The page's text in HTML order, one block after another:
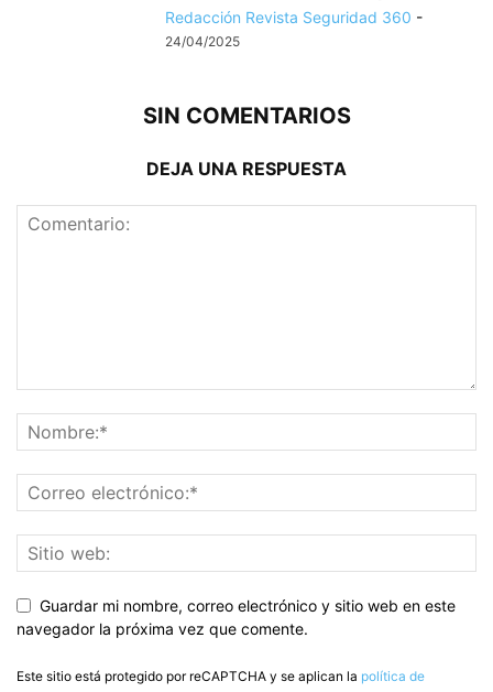
Redacción Revista Seguridad 360 -
24/04/2025
SIN COMENTARIOS
DEJA UNA RESPUESTA
Guardar mi nombre, correo electrónico y sitio web en este
navegador la próxima vez que comente.
Este sitio está protegido por reCAPTCHA y se aplican la política de